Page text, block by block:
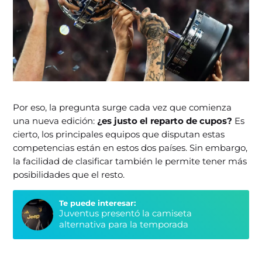
Por eso, la pregunta surge cada vez que comienza
una nueva edición:¿es justo el reparto de cupos? Es
cierto, los principales equipos que disputan estas
competencias están en estos dos países. Sin embargo,
la facilidad de clasificar también le permite tener más
posibilidades que el resto.
Te puede interesar:
Juventus presentó la camiseta
alternativa para la temporada